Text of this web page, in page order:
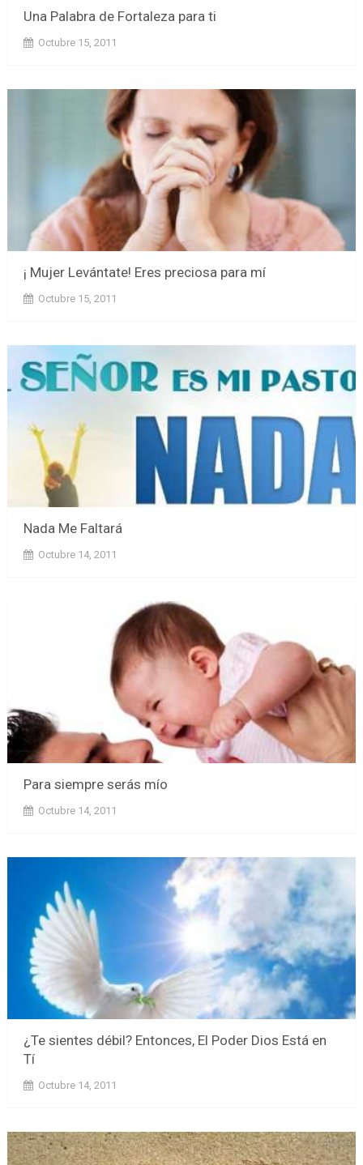
Una Palabra de Fortaleza para ti
Octubre 15, 2011
¡ Mujer Levántate! Eres preciosa para mí
Octubre 15, 2011
Nada Me Faltará
Octubre 14, 2011
Para siempre serás mío
Octubre 14, 2011
¿Te sientes débil? Entonces, El Poder Dios Está en
Tí
Octubre 14, 2011